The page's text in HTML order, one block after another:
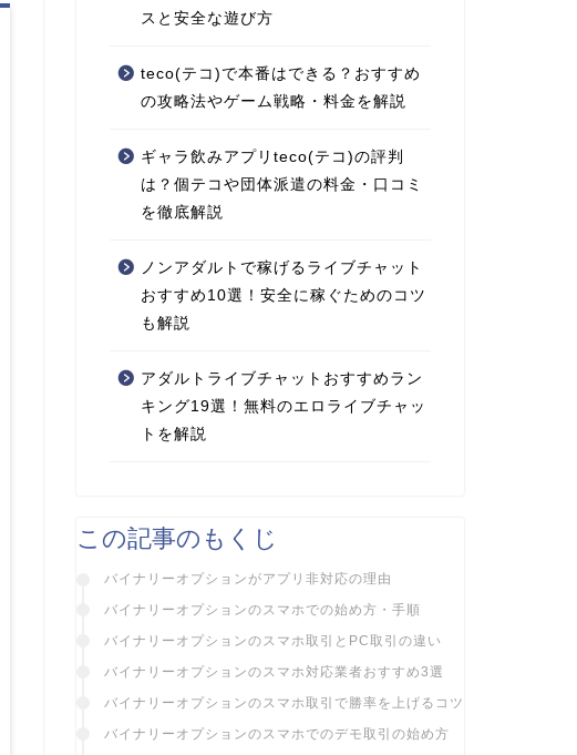
スと安全な遊び方
teco(テコ)で本番はできる？おすすめ
の攻略法やゲーム戦略・料金を解説
ギャラ飲みアプリteco(テコ)の評判
は？個テコや団体派遣の料金・口コミ
を徹底解説
ノンアダルトで稼げるライブチャット
おすすめ10選！安全に稼ぐためのコツ
も解説
アダルトライブチャットおすすめラン
キング19選！無料のエロライブチャッ
トを解説
この記事のもくじ
バイナリーオプションがアプリ非対応の理由
バイナリーオプションのスマホでの始め方・手順
バイナリーオプションのスマホ取引とPC取引の違い
バイナリーオプションのスマホ対応業者おすすめ3選
バイナリーオプションのスマホ取引で勝率を上げるコツ
バイナリーオプションのスマホでのデモ取引の始め方